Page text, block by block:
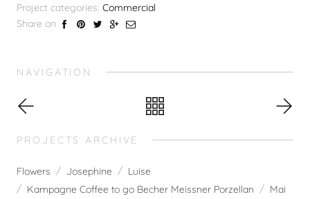
Project categories:Commercial
Share on
NAVIGATION
PROJECTS ARCHIVE
Flowers Josephine
Luise
Kampagne Coffee to go Becher Meissner Porzellan
Mai